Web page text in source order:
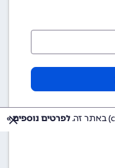
לפרטים נוספים »